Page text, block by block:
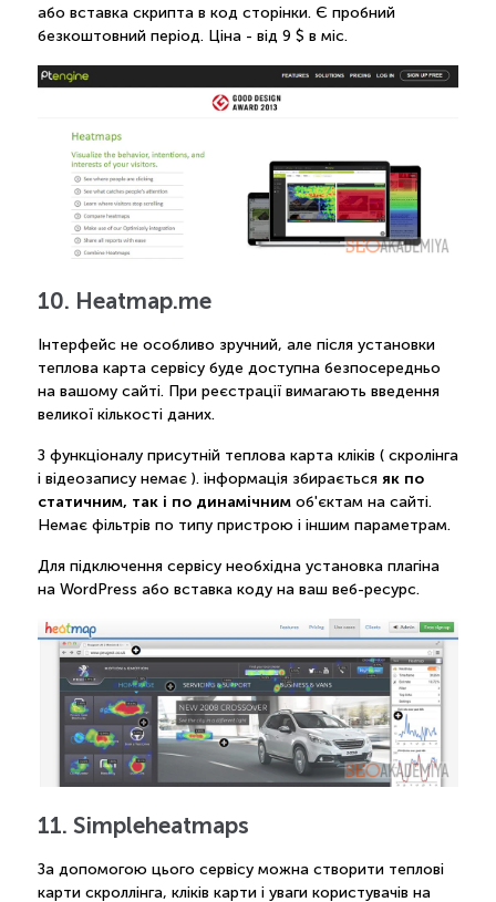
або вставка скрипта в код сторінки. Є пробний
безкоштовний період. Ціна - від 9 $ в міс.
10. Heatmap.me
Інтерфейс не особливо зручний, але після установки
теплова карта сервісу буде доступна безпосередньо
на вашому сайті. При реєстрації вимагають введення
великої кількості даних.
З функціоналу присутній теплова карта кліків ( скролінга
і відеозапису немає ). інформація збирається як по
статичним, так і по динамічнимоб'єктам на сайті.
Немає фільтрів по типу пристрою і іншим параметрам.
Для підключення сервісу необхідна установка плагіна
на WordPress або вставка коду на ваш веб-ресурс.
11. Simpleheatmaps
За допомогою цього сервісу можна створити теплові
карти скроллінга, кліків карти і уваги користувачів на